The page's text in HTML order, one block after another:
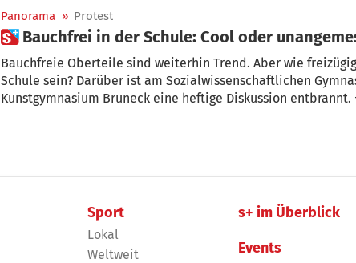
Panorama » Protest
 Bauchfrei in der Schule: Cool oder
Bauchfreie Oberteile sind weiterhin Trend. Aber wie freizügig darf Kleidung in der
Schule sein? Darüber ist am Sozialwissenschaftlichen
Kunstgymnasium Bruneck eine heftige Diskussion entbrannt.
Sport
Lokal
Weltweit
s+ im Überblick
Events